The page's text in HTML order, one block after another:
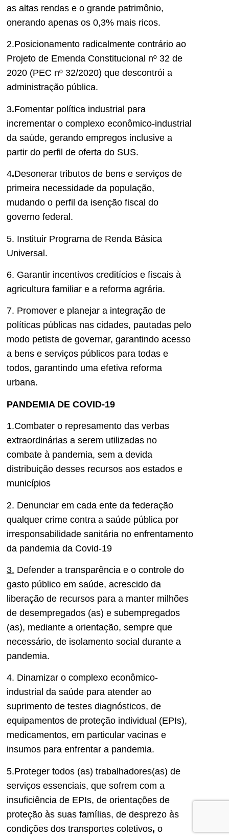
as altas rendas e o grande patrimônio,
onerando apenas os 0,3% mais ricos.
2.Posicionamento radicalmente contrário ao
Projeto de Emenda Constitucional nº 32 de
2020 (PEC nº 32/2020) que descontrói a
administração pública.
3.Fomentar política industrial para
incrementar o complexo econômico-industrial
da saúde, gerando empregos inclusive a
partir do perfil de oferta do SUS.
4.Desonerar tributos de bens e serviços de
primeira necessidade da população,
mudando o perfil da isenção fiscal do
governo federal.
5. Instituir Programa de Renda Básica
Universal.
6. Garantir incentivos creditícios e fiscais à
agricultura familiar e a reforma agrária.
7. Promover e planejar a integração de
políticas públicas nas cidades, pautadas pelo
modo petista de governar, garantindo acesso
a bens e serviços públicos para todas e
todos, garantindo uma efetiva reforma
urbana.
PANDEMIA DE COVID-19
1.Combater o represamento das verbas
extraordinárias a serem utilizadas no
combate à pandemia, sem a devida
distribuição desses recursos aos estados e
municípios
2. Denunciar em cada ente da federação
qualquer crime contra a saúde pública por
irresponsabilidade sanitária no enfrentamento
da pandemia da Covid-19
3. Defender a transparência e o controle do
gasto público em saúde, acrescido da
liberação de recursos para a manter milhões
de desempregados (as) e subempregados
(as), mediante a orientação, sempre que
necessário, de isolamento social durante a
pandemia.
4. Dinamizar o complexo econômico-
industrial da saúde para atender ao
suprimento de testes diagnósticos, de
equipamentos de proteção individual (EPIs),
medicamentos, em particular vacinas e
insumos para enfrentar a pandemia.
5.Proteger todos (as) trabalhadores(as) de
serviços essenciais, que sofrem com a
insuficiência de EPIs, de orientações de
proteção às suas famílias, de desprezo às
condições dos transportes coletivos, o